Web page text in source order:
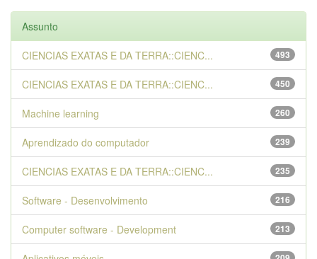
Assunto
493
CIENCIAS EXATAS E DA TERRA::CIENC...
450
CIENCIAS EXATAS E DA TERRA::CIENC...
260
Machine learning
239
Aprendizado do computador
235
CIENCIAS EXATAS E DA TERRA::CIENC...
216
Software - Desenvolvimento
213
Computer software - Development